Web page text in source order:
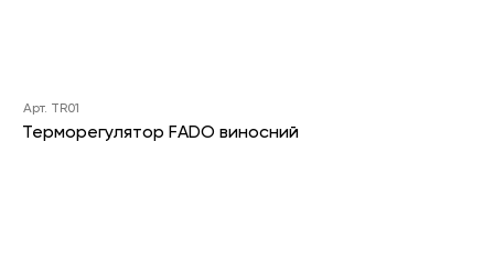
Арт. TR01
Терморегулятор FADO виносний